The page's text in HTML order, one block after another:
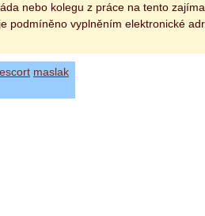
nebo kolegu z práce na tento
podmíněno vyplněním elektronické
maslak